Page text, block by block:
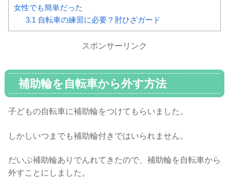
女性でも簡単だった
3.1 自転車の練習に必要？肘ひざガード
スポンサーリンク
補助輪を自転車から外す方法
子どもの自転車に補助輪をつけてもらいました。
しかしいつまでも補助輪付きではいられません。
だいぶ補助輪ありでんれてきたので、補助輪を自転車から
外すことにしました。